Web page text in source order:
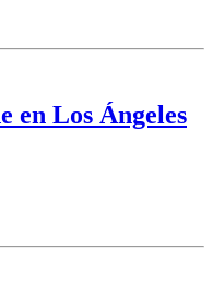
en Los Ángeles